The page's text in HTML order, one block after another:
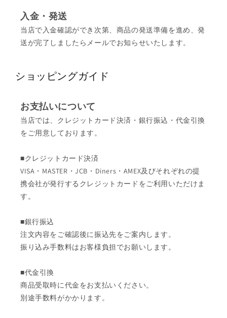
入金・発送
当店で入金確認ができ次第、商品の発送準備を進め、発
送が完了しましたらメールでお知らせいたします。
ショッピングガイド
お支払いについて
当店では、クレジットカード決済・銀行振込・代金引換
をご用意しております。
■クレジットカード決済
VISA・MASTER・JCB・Diners・AMEX及びそれぞれの提
携会社が発行するクレジットカードをご利用いただけま
す。
■銀行振込
注文内容をご確認後に振込先をご案内します。
振り込み手数料はお客様負担でお願いします。
■代金引換
商品受取時に代金をお支払いください。
別途手数料がかかります。